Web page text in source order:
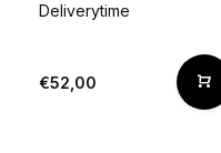
Deliverytime
€52,00